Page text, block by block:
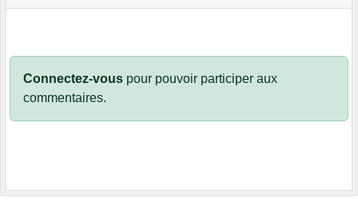
Connectez-vous pour pouvoir participer aux
commentaires.